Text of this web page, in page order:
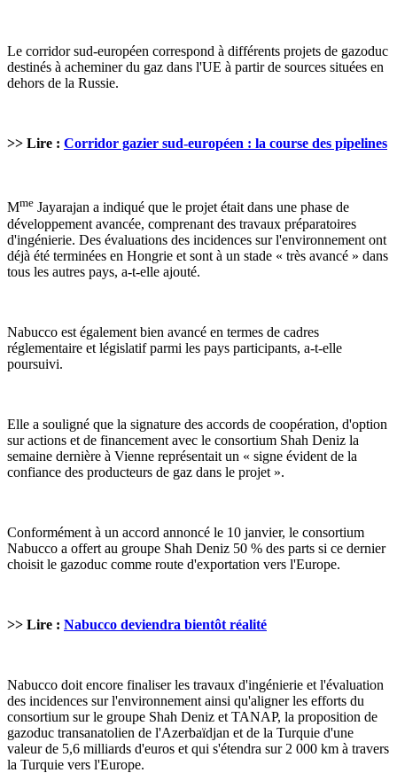
Le corridor sud-européen correspond à différents projets de gazoduc
destinés à acheminer du gaz dans l'UE à partir de sources situées en
dehors de la Russie.
>> Lire : Corridor gazier sud-européen : la course des pipelines
Mme Jayarajan a indiqué que le projet était dans une phase de
développement avancée, comprenant des travaux préparatoires
d'ingénierie. Des évaluations des incidences sur l'environnement ont
déjà été terminées en Hongrie et sont à un stade « très avancé » dans
tous les autres pays, a-t-elle ajouté.
Nabucco est également bien avancé en termes de cadres
réglementaire et législatif parmi les pays participants, a-t-elle
poursuivi.
Elle a souligné que la signature des accords de coopération, d'option
sur actions et de financement avec le consortium Shah Deniz la
semaine dernière à Vienne représentait un « signe évident de la
confiance des producteurs de gaz dans le projet ».
Conformément à un accord annoncé le 10 janvier, le consortium
Nabucco a offert au groupe Shah Deniz 50 % des parts si ce dernier
choisit le gazoduc comme route d'exportation vers l'Europe.
>> Lire : Nabucco deviendra bientôt réalité
Nabucco doit encore finaliser les travaux d'ingénierie et l'évaluation
des incidences sur l'environnement ainsi qu'aligner les efforts du
consortium sur le groupe Shah Deniz et TANAP, la proposition de
gazoduc transanatolien de l'Azerbaïdjan et de la Turquie d'une
valeur de 5,6 milliards d'euros et qui s'étendra sur 2 000 km à travers
la Turquie vers l'Europe.